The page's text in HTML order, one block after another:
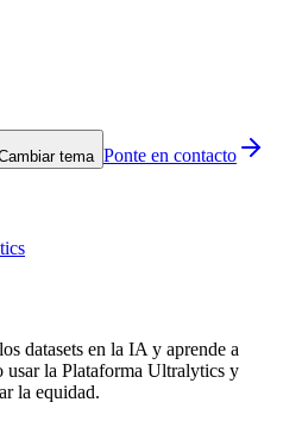
tema Ponte en contacto
datasets en la IA y aprende a
usar la Plataforma Ultralytics y
la equidad.